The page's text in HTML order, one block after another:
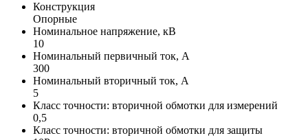
Конструкция
Опорные
Номинальное напряжение, кВ
10
Номинальный первичный ток, А
300
Номинальный вторичный ток, А
5
Класс точности: вторичной обмотки для измерений
0,5
Класс точности: вторичной обмотки для защиты